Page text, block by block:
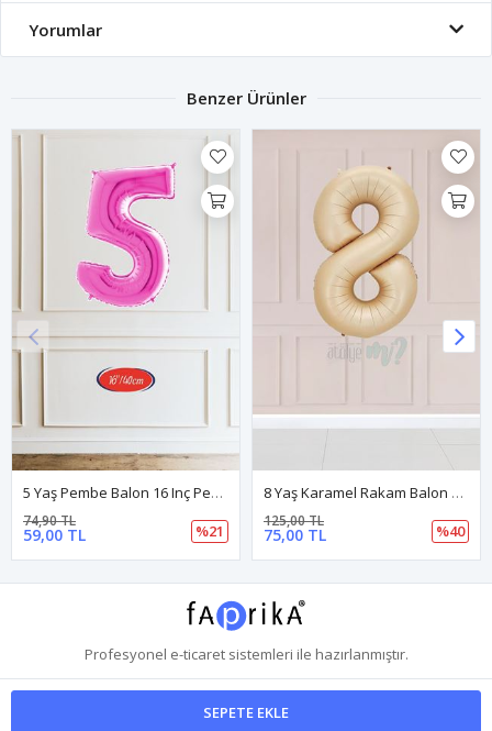
SEPETE EKLE
Yorumlar
Benzer Ürünler
5 Yaş Pembe Balon 16 Inç Pembe Rakam Balon
59,00 TL
74,90 TL
%21
8 Yaş Karamel Rakam Balon 34 Inç Kum Beji Yaş Balonu
75,00 TL
125,00 TL
%40
Profesyonel e-ticaretsistemleri ile hazırlanmıştır.